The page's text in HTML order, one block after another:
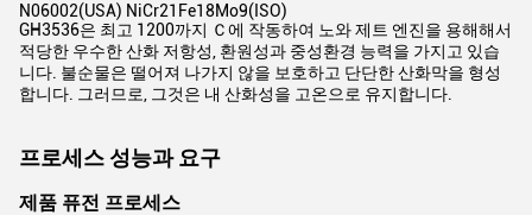
N06002(USA) NiCr21Fe18Mo9(ISO)
GH3536은 최고 1200까지 Ｃ에 작동하여 노와 제트 엔진을 용해해서
적당한 우수한 산화 저항성, 환원성과 중성환경 능력을 가지고 있습
니다. 불순물은 떨어져 나가지 않을 보호하고 단단한 산화막을 형성
합니다. 그러므로, 그것은 내 산화성을 고온으로 유지합니다.
프로세스 성능과 요구
제품 퓨전 프로세스